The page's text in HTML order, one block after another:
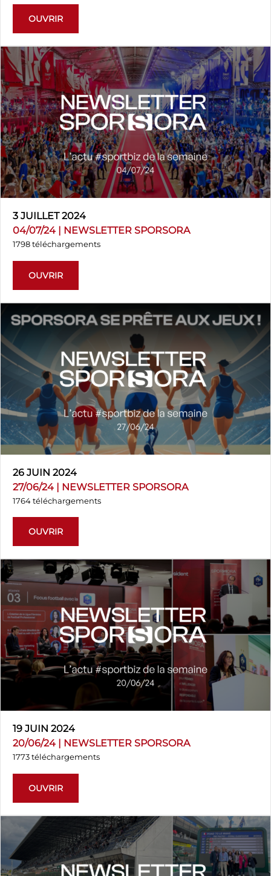
OUVRIR
3 JUILLET 2024
04/07/24 | NEWSLETTER SPORSORA
1798 téléchargements
OUVRIR
26 JUIN 2024
27/06/24 | NEWSLETTER SPORSORA
1764 téléchargements
OUVRIR
19 JUIN 2024
20/06/24 | NEWSLETTER SPORSORA
1773 téléchargements
OUVRIR